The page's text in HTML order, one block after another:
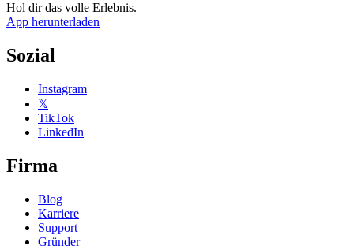
Hol dir das volle Erlebnis.
App herunterladen
Sozial
Instagram
𝕏
TikTok
LinkedIn
Firma
Blog
Karriere
Support
Gründer